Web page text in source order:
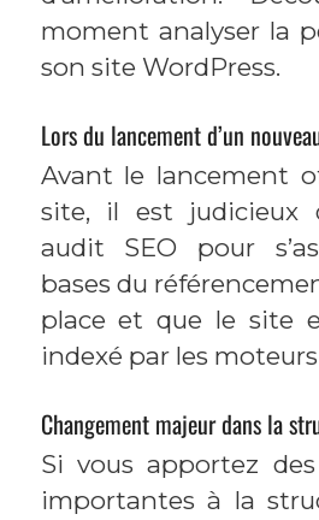
moment analyser la
son site WordPress.
Lors du lancement d’un
Avant le lancement
site, il est judicieux
audit SEO pour
bases du
place et que le site
indexé par les
Changement majeur dans la
Si vous apportez
importantes à la